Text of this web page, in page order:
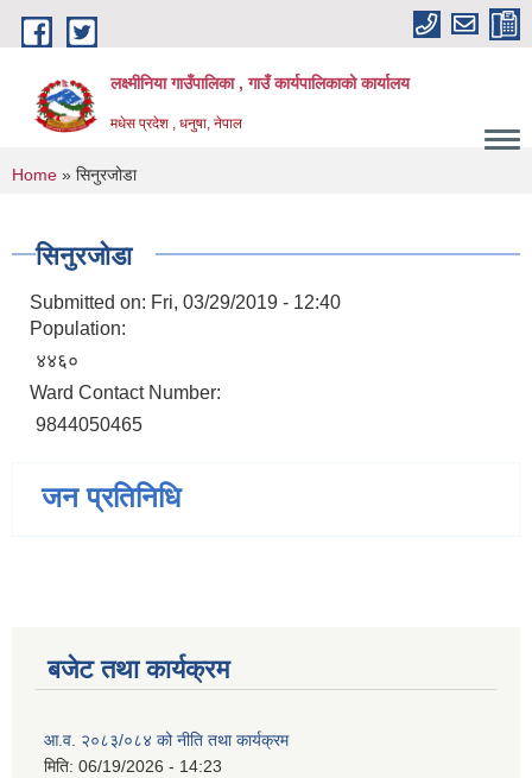
Skip to main content
लक्ष्मीनिया गाउँपालिका , गाउँ कार्यपालिकाको कार्यालय
मधेस प्रदेश , धनुषा, नेपाल
You are here
Home » सिनुरजोडा
सिनुरजोडा
Submitted on: Fri, 03/29/2019 - 12:40
Population:
४४६०
Ward Contact Number:
9844050465
जन प्रतिनिधि
बजेट तथा कार्यक्रम
आ.व. २०८३/०८४ को नीति तथा कार्यक्रम
मिति: 06/19/2026 - 14:23